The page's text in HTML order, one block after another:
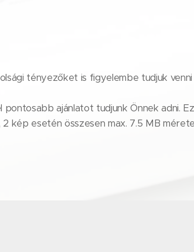
tényezőket is figyelembe tudjuk venni
pontosabb ajánlatot tudjunk Önnek adni.
kép esetén összesen max. 7.5 MB